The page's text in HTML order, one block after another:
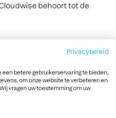
behoort tot de
Privacybeleid
een betere gebruikerservaring te bieden,
om onze website te verbeteren en
vragen uw toestemming om uw